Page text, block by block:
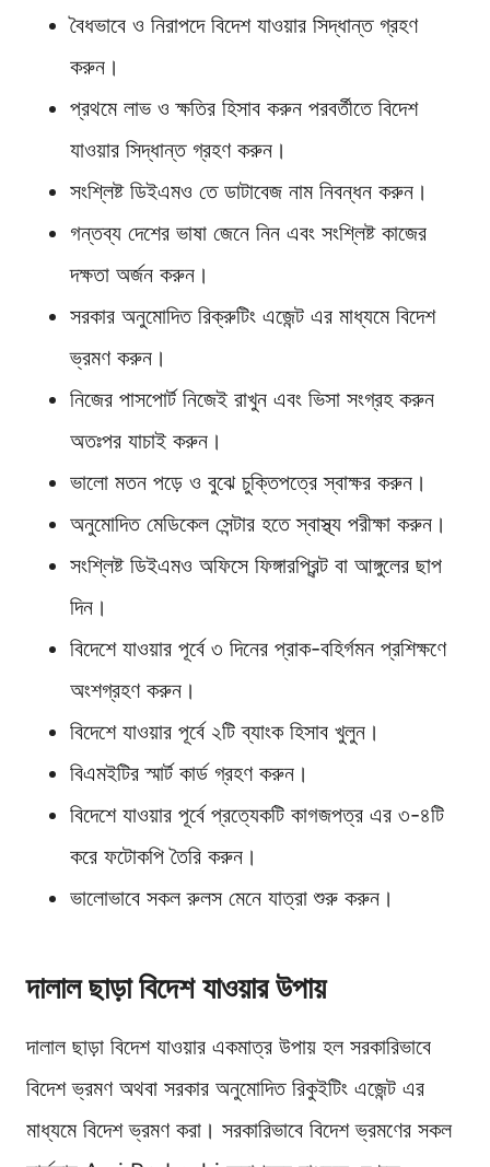
বৈধভাবে ও নিরাপদে বিদেশ যাওয়ার সিদ্ধান্ত গ্রহণ
করুন।
প্রথমে লাভ ও ক্ষতির হিসাব করুন পরবর্তীতে বিদেশ
যাওয়ার সিদ্ধান্ত গ্রহণ করুন।
সংশ্লিষ্ট ডিইএমও তে ডাটাবেজ নাম নিবন্ধন করুন।
গন্তব্য দেশের ভাষা জেনে নিন এবং সংশ্লিষ্ট কাজের
দক্ষতা অর্জন করুন।
সরকার অনুমোদিত রিক্রুটিং এজেন্ট এর মাধ্যমে বিদেশ
ভ্রমণ করুন।
নিজের পাসপোর্ট নিজেই রাখুন এবং ভিসা সংগ্রহ করুন
অতঃপর যাচাই করুন।
ভালো মতন পড়ে ও বুঝে চুক্তিপত্রে স্বাক্ষর করুন।
অনুমোদিত মেডিকেল সেন্টার হতে স্বাস্থ্য পরীক্ষা করুন।
সংশ্লিষ্ট ডিইএমও অফিসে ফিঙ্গারপ্রিন্ট বা আঙ্গুলের ছাপ
দিন।
বিদেশে যাওয়ার পূর্বে ৩ দিনের প্রাক-বহির্গমন প্রশিক্ষণে
অংশগ্রহণ করুন।
বিদেশে যাওয়ার পূর্বে ২টি ব্যাংক হিসাব খুলুন।
বিএমইটির স্মার্ট কার্ড গ্রহণ করুন।
বিদেশে যাওয়ার পূর্বে প্রত্যেকটি কাগজপত্র এর ৩-৪টি
করে ফটোকপি তৈরি করুন।
ভালোভাবে সকল রুলস মেনে যাত্রা শুরু করুন।
দালাল ছাড়া বিদেশ যাওয়ার উপায়
দালাল ছাড়া বিদেশ যাওয়ার একমাত্র উপায় হল সরকারিভাবে
বিদেশ ভ্রমণ অথবা সরকার অনুমোদিত রিকুইটিং এজেন্ট এর
মাধ্যমে বিদেশ ভ্রমণ করা। সরকারিভাবে বিদেশ ভ্রমণের সকল